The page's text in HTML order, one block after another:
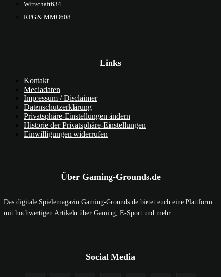
Wirtschaft634
RPG & MMO608
Links
Kontakt
Mediadaten
Impressum / Disclaimer
Datenschutzerklärung
Privatsphäre-Einstellungen ändern
Historie der Privatsphäre-Einstellungen
Einwilligungen widerrufen
Über Gaming-Grounds.de
Das digitale Spielemagazin Gaming-Grounds.de bietet euch eine Plattform
mit hochwertigen Artikeln über Gaming, E-Sport und mehr.
Social Media